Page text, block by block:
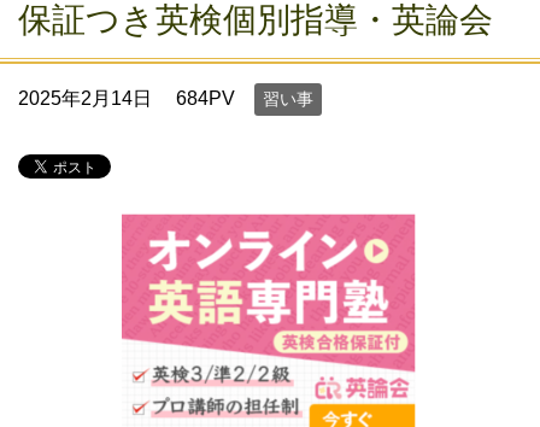
保証つき英検個別指導・英論会
2025年2月14日 684PV 習い事